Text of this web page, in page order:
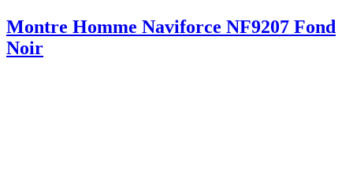
Montre Homme Naviforce NF9207 Fond
Noir